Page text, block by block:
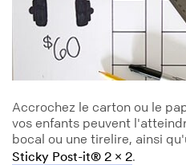
Accrochez le carton ou le
vos enfants peuvent
bocal ou une tirelire, ainsi
Sticky Post-it® 2 x 2.